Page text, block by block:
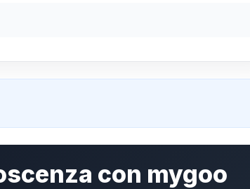
con mygoo